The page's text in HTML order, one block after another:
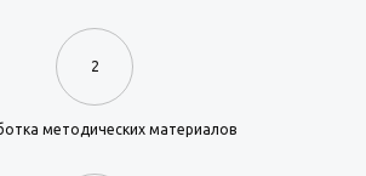
2
методических материалов